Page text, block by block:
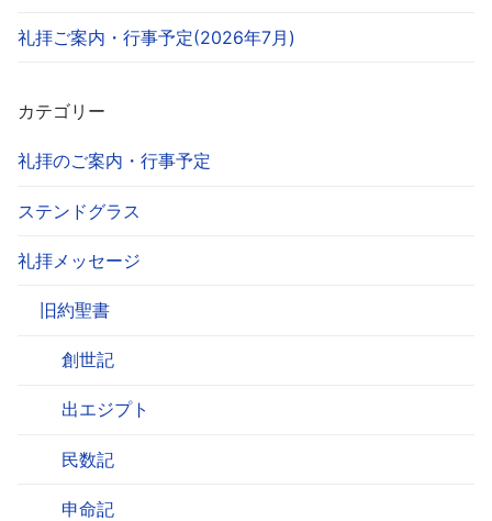
礼拝ご案内・行事予定(2026年7月)
カテゴリー
礼拝のご案内・行事予定
ステンドグラス
礼拝メッセージ
旧約聖書
創世記
出エジプト
民数記
申命記